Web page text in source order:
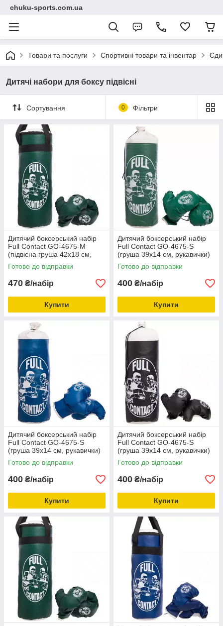
chuku-sports.com.ua
Товари та послуги Спортивні товари та інвентар
Дитячі набори для боксу підвісні
Сортування 0 Фільтри
Дитячий боксерський набір
Full Contact GO-4675-М
(підвісна груша 42х18 см,
рукавички) розмір М, вік 5-7
років
Готово до відправки
470 ₴/набір
Купити
Дитячий боксерський набір
Full Contact GO-4675-S
(груша 39х14 см, рукавички)
розмір S, вік 3-7 років
Готово до відправки
400 ₴/набір
Купити
Дитячий боксерський набір
Full Contact GO-4675-S
(груша 39х14 см, рукавички)
розмір S, вік 3-7 років Синій
Готово до відправки
400 ₴/набір
Купити
Дитячий боксерський набір
Full Contact GO-4675-S
(груша 39х14 см, рукавички)
розмір S, вік 3-7 років Чорний
Готово до відправки
400 ₴/набір
Купити